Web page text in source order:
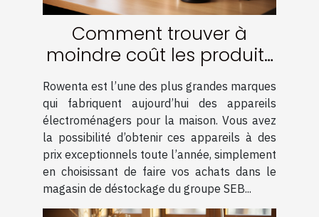
Comment trouver à
moindre coût les produits
de la marque Rowenta ?
Rowenta est l’une des plus grandes marques
qui fabriquent aujourd’hui des appareils
électroménagers pour la maison. Vous avez
la possibilité d’obtenir ces appareils à des
prix exceptionnels toute l’année, simplement
en choisissant de faire vos achats dans le
magasin de déstockage du groupe SEB...